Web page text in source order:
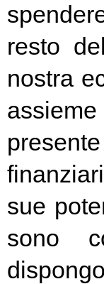
resto
nostra
sue
sono